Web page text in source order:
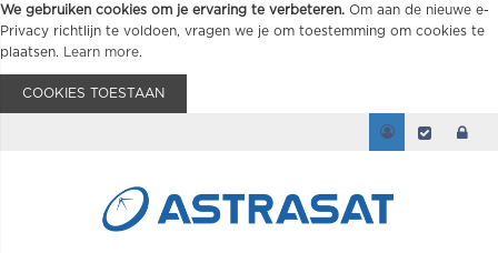
We gebruiken cookies om je ervaring te verbeteren. Om aan de nieuwe e-
Privacy richtlijn te voldoen, vragen we je om toestemming om cookies te
plaatsen.
Learn more.
COOKIES TOESTAAN